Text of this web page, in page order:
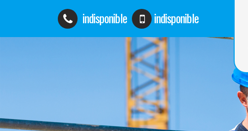
indisponible indisponible